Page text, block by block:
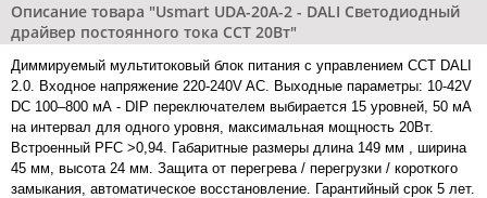
Описание товара "Usmart UDA-20A-2 - DALI Светодиодный
драйвер постоянного тока CCT 20Вт"
Диммируемый мультитоковый блок питания с управлением CCT DALI
2.0. Входное напряжение 220-240V AC. Выходные параметры: 10-42V
DC 100–800 мА - DIP переключателем выбирается 15 уровней, 50 мА
на интервал для одного уровня, максимальная мощность 20Вт.
Встроенный PFC >0,94. Габаритные размеры длина 149 мм , ширина
45 мм, высота 24 мм. Защита от перегрева / перегрузки / короткого
замыкания, автоматическое восстановление. Гарантийный срок 5 лет.